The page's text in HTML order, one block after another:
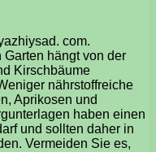
com.
Garten hängt von der
Kirschbäume
nährstoffreiche
Aprikosen und
haben einen
und sollten daher in
Vermeiden Sie es,